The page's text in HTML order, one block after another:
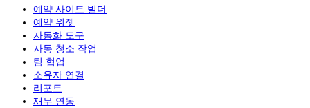
예약 사이트 빌더
예약 위젯
자동화 도구
자동 청소 작업
팀 협업
소유자 연결
리포트
재무 연동